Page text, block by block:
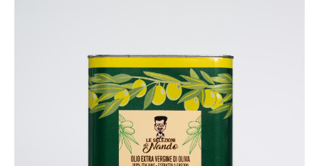
LA NOSTRA SELEZIONE
CHI SIAMO
CONTATTI